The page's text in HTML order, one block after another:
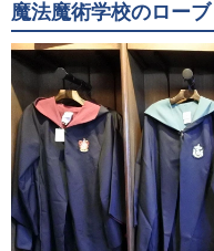
魔法魔術学校のローブ